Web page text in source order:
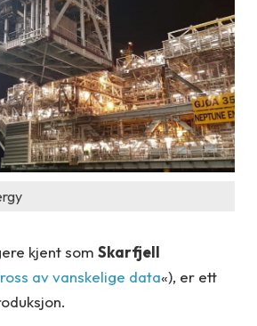
kjent som Skarfjell
av vanskelige data«), er ett